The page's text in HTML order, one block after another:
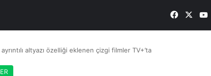
Facebook
altyazı özelliği eklenen çizgi filmler TV+’ta